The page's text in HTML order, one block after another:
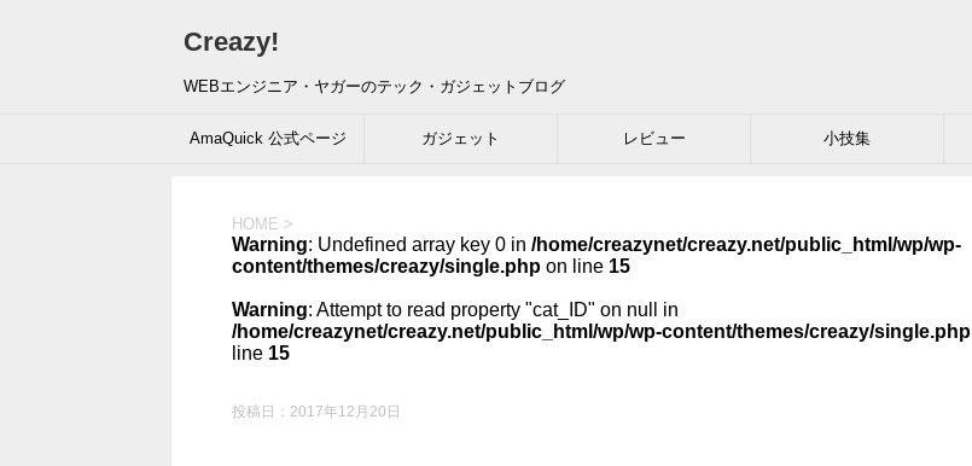
Creazy!
WEBエンジニア・ヤガーのテック・ガジェットブログ
AmaQuick 公式ページ ガジェット レビュー 小技集
HOME >
Warning: Undefined array key 0 in /home/creazynet/creazy.net/public_html/wp/wp-
content/themes/creazy/single.php on line 15
Warning: Attempt to read property "cat_ID" on null in
/home/creazynet/creazy.net/public_html/wp/wp-content/themes/creazy/single.php
line 15
投稿日： 2017年12月20日